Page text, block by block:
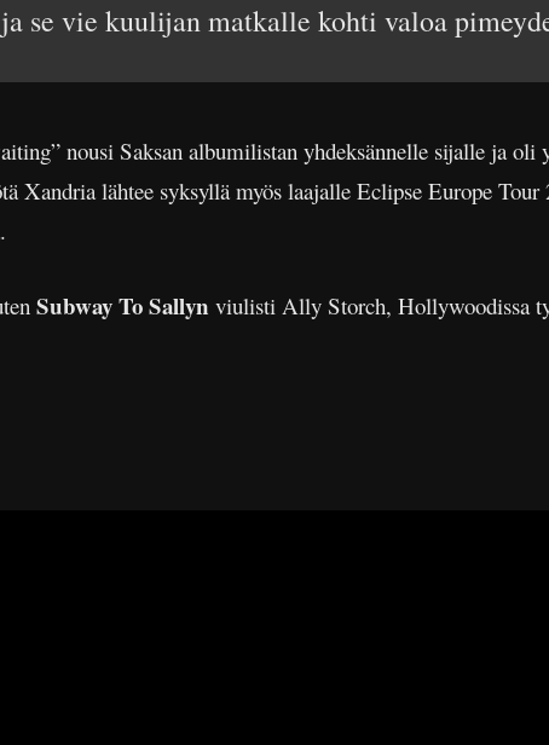
se vie kuulijan matkalle kohti valoa
nousi Saksan albumilistan yhdeksännelle sijalle ja oli
Xandria lähtee syksyllä myös laajalle Eclipse Europe
Subway To Sallyn viulisti Ally Storch, Hollywoodissa